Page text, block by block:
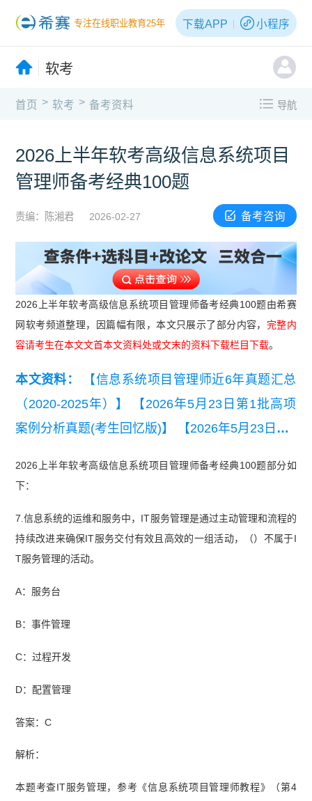
专注在线职业教育25年 下载APP 小程序
软考
首页 > 软考 > 备考资料 导航
2026上半年软考高级信息系统项目
管理师备考经典100题
责编：陈湘君 2026-02-27 备考咨询
2026上半年软考高级信息系统项目管理师备考经典100题由希赛
网软考频道整理，因篇幅有限，本文只展示了部分内容， 完整内
容请考生在本文文首本文资料处或文末的资料下载栏目下载。
本文资料：
【信息系统项目管理师近6年真题汇总
（2020-2025年）】
【2026年5月23日第1批高项
案例分析真题(考生回忆版)】
【2026年5月23日第1
2026上半年软考高级信息系统项目管理师备考经典100题部分如
下：
7.信息系统的运维和服务中，IT服务管理是通过主动管理和流程的
持续改进来确保IT服务交付有效且高效的一组活动，（）不属于I
T服务管理的活动。
A：服务台
B：事件管理
C：过程开发
D：配置管理
答案：C
解析：
本题考查IT服务管理，参考《信息系统项目管理师教程》（第4